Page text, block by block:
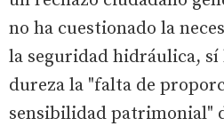
no ha cuestionado la
la seguridad hidráulica,
dureza la "falta de
sensibilidad patrimonial"